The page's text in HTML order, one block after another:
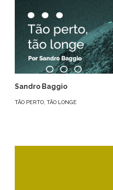
Sandro Baggio
TÃO PERTO, TÃO LONGE